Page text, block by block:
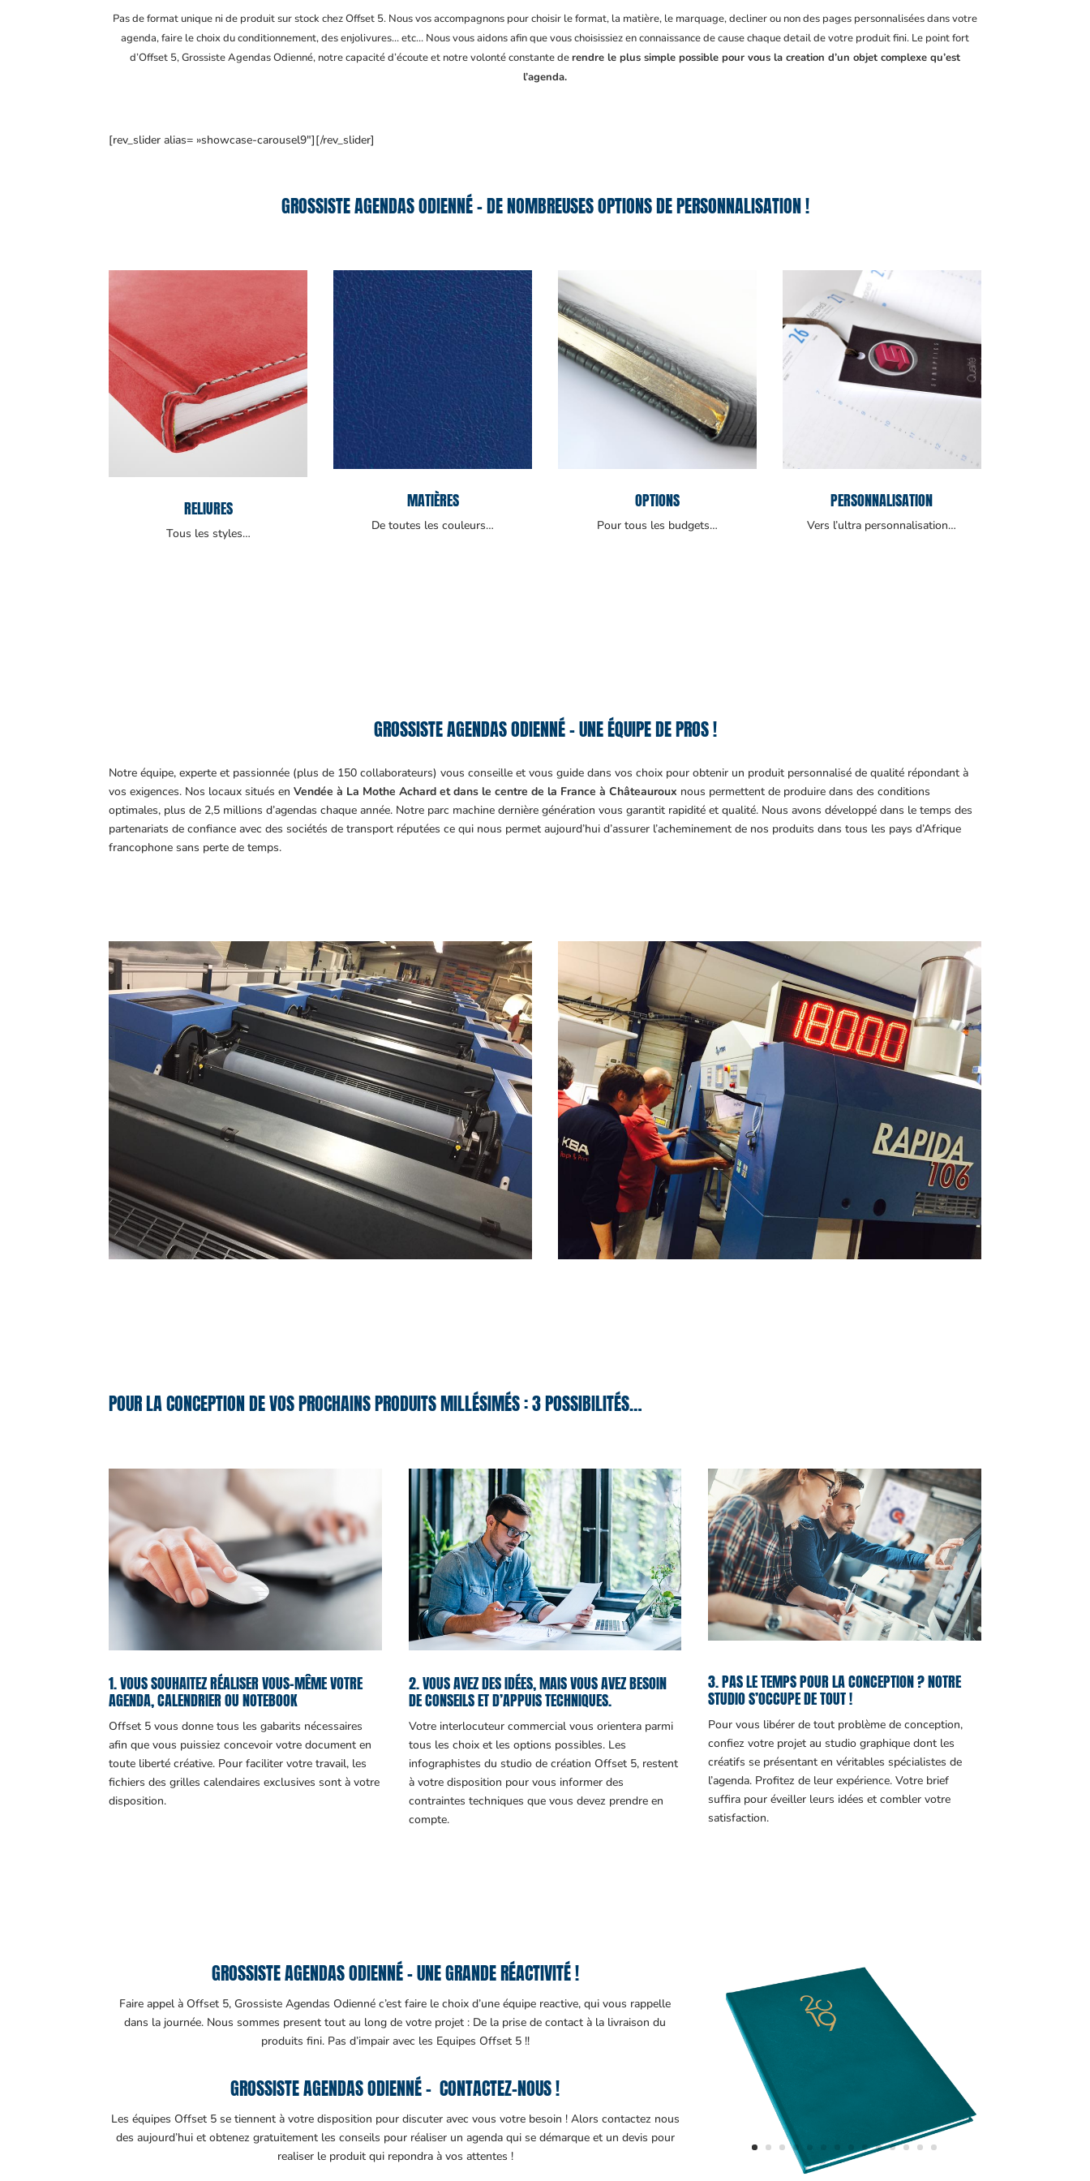
Pas de format unique ni de produit sur stock chez Offset 5. Nous vos accompagnons pour choisir le format, la matière, le marquage, decliner ou non des pages personnalisées dans votre
agenda, faire le choix du conditionnement, des enjolivures… etc… Nous vous aidons afin que vous choisissiez en connaissance de cause chaque detail de votre produit fini. Le point fort
d’Offset 5, Grossiste Agendas Odienné, notre capacité d’écoute et notre volonté constante derendre le plus simple possible pour vous la creation d’un objet complexe qu’est
l’agenda.
[rev_slider alias= »showcase-carousel9″][/rev_slider]
GROSSISTE AGENDAS ODIENNÉ – DE NOMBREUSES OPTIONS DE PERSONNALISATION !
RELIURES
Tous les styles…
MATIÈRES
De toutes les couleurs…
OPTIONS
Pour tous les budgets…
PERSONNALISATION
Vers l’ultra personnalisation…
GROSSISTE AGENDAS ODIENNÉ – UNE ÉQUIPE DE PROS !
Notre équipe, experte et passionnée (plus de 150 collaborateurs) vous conseille et vous guide dans vos choix pour obtenir un produit personnalisé de qualité répondant à
vos exigences. Nos locaux situés enVendée à La Mothe Achard et dans le centre de la France à Châteauroux nous permettent de produire dans des conditions
optimales, plus de 2,5 millions d’agendas chaque année. Notre parc machine dernière génération vous garantit rapidité et qualité. Nous avons développé dans le temps des
partenariats de confiance avec des sociétés de transport réputées ce qui nous permet aujourd’hui d’assurer l’acheminement de nos produits dans tous les pays d’Afrique
francophone sans perte de temps.
POUR LA CONCEPTION DE VOS PROCHAINS PRODUITS MILLÉSIMÉS : 3 POSSIBILITÉS…
1. VOUS SOUHAITEZ RÉALISER VOUS-MÊME VOTRE
AGENDA, CALENDRIER OU NOTEBOOK
Offset 5 vous donne tous les gabarits nécessaires
afin que vous puissiez concevoir votre document en
toute liberté créative. Pour faciliter votre travail, les
fichiers des grilles calendaires exclusives sont à votre
disposition.
2. VOUS AVEZ DES IDÉES, MAIS VOUS AVEZ BESOIN
DE CONSEILS ET D’APPUIS TECHNIQUES.
Votre interlocuteur commercial vous orientera parmi
tous les choix et les options possibles. Les
infographistes du studio de création Offset 5, restent
à votre disposition pour vous informer des
contraintes techniques que vous devez prendre en
compte.
3. PAS LE TEMPS POUR LA CONCEPTION ? NOTRE
STUDIO S’OCCUPE DE TOUT !
Pour vous libérer de tout problème de conception,
confiez votre projet au studio graphique dont les
créatifs se présentant en véritables spécialistes de
l’agenda. Profitez de leur expérience. Votre brief
suffira pour éveiller leurs idées et combler votre
satisfaction.
GROSSISTE AGENDAS ODIENNÉ – UNE GRANDE RÉACTIVITÉ !
Faire appel à Offset 5, Grossiste Agendas Odienné c’est faire le choix d’une équipe reactive, qui vous rappelle
dans la journée. Nous sommes present tout au long de votre projet : De la prise de contact à la livraison du
produits fini. Pas d’impair avec les Equipes Offset 5 !!
GROSSISTE AGENDAS ODIENNÉ – CONTACTEZ-NOUS !
Les équipes Offset 5 se tiennent à votre disposition pour discuter avec vous votre besoin ! Alors contactez nous
des aujourd’hui et obtenez gratuitement les conseils pour réaliser un agenda qui se démarque et un devis pour
realiser le produit qui repondra à vos attentes !